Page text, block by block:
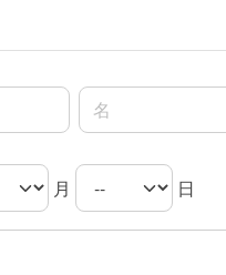
名前の名
月 日